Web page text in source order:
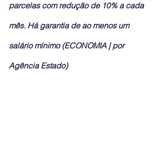
parcelas com redução de 10% a cada
mês. Há garantia de ao menos um
salário mínimo (ECONOMIA | por
Agência Estado)